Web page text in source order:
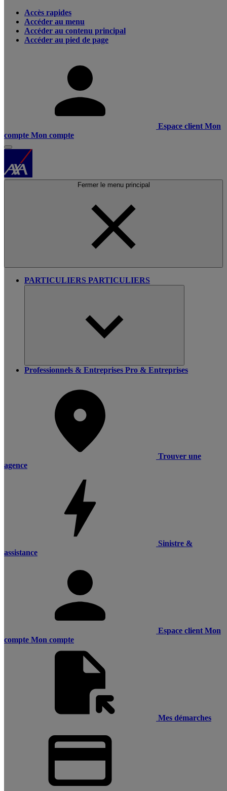
Accès rapides
Accéder au menu
Accéder au contenu principal
Accéder au pied de page
Espace client Mon
compte Mon compte
Fermer le menu principal
PARTICULIERS PARTICULIERS
Professionnels & Entreprises Pro & Entreprises
Trouver une
agence
Sinistre &
assistance
Espace client Mon
compte Mon compte
Mes démarches